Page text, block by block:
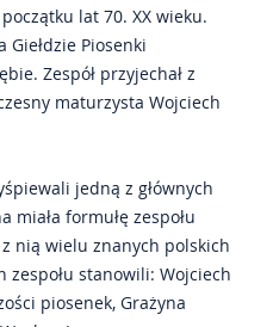
lat 70. XX wieku.
Giełdzie Piosenki
Zespół przyjechał z
maturzysta Wojciech
jedną z głównych
miała formułę zespołu
nią wielu znanych polskich
zespołu stanowili: Wojciech
piosenek, Grażyna